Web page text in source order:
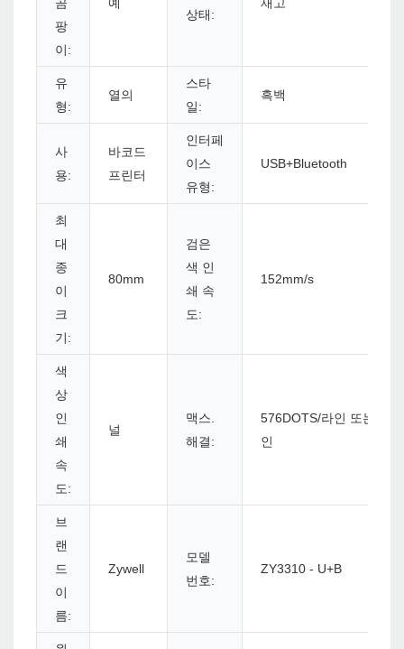
팡
이:
상태:
유
형:
열의
스타
일:
흑백
사
용:
바코드
프린터
인터페
이스
유형:
USB+Bluetooth
최
대
종
이
크
기:
80mm
검은
색 인
쇄 속
도:
152mm/s
색
상
인
쇄
속
도:
널
맥스.
해결:
576DOTS/라인 또는
인
브
랜
드
이
름:
Zywell
모델
번호:
ZY3310 - U+B